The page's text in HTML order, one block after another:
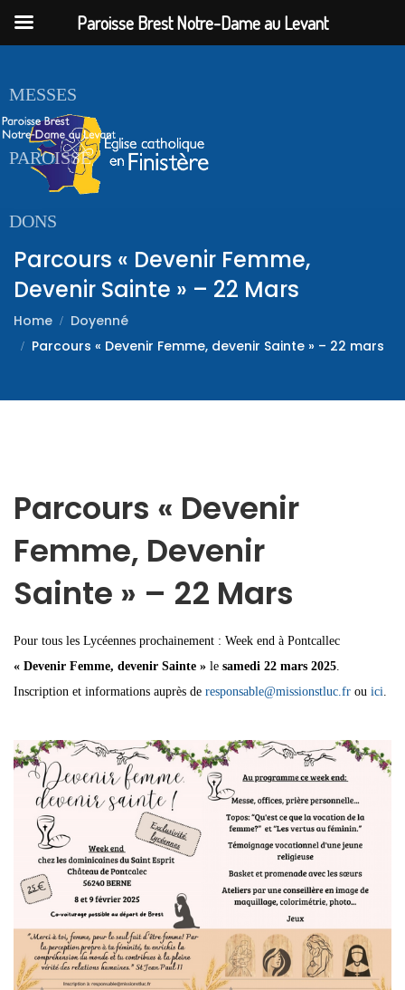
ACCUEIL
MESSES
PAROISSE
DONS
Parcours « Devenir Femme,
Devenir Sainte » – 22 Mars
Home
Doyenné
Parcours « Devenir Femme, devenir Sainte » – 22 mars
Parcours « Devenir
Femme, Devenir
Sainte » – 22 Mars
Pour tous les Lycéennes prochainement : Week end à Pontcallec
« Devenir Femme, devenir Sainte » le samedi 22 mars 2025.
Inscription et informations auprès de responsable@missionstluc.fr ou ici.
Paroisse Brest Notre-Dame au Levant